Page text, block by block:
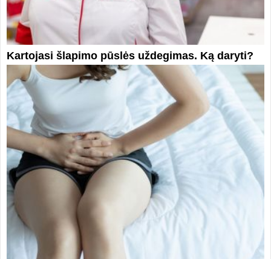
Kartojasi šlapimo pūslės uždegimas. Ką daryti?